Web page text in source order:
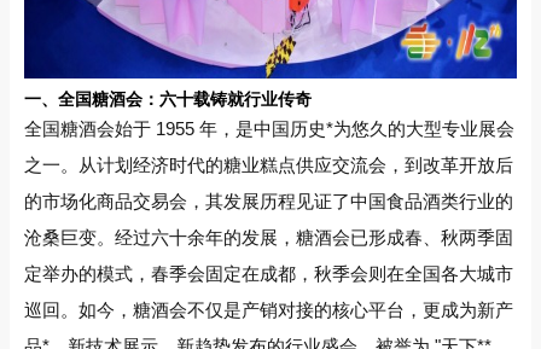
一、全国糖酒会：六十载铸就行业传奇
全国糖酒会始于 1955 年，是中国历史*为悠久的大型专业展会
之一。从计划经济时代的糖业糕点供应交流会，到改革开放后
的市场化商品交易会，其发展历程见证了中国食品酒类行业的
沧桑巨变。经过六十余年的发展，糖酒会已形成春、秋两季固
定举办的模式，春季会固定在成都，秋季会则在全国各大城市
巡回。如今，糖酒会不仅是产销对接的核心平台，更成为新产